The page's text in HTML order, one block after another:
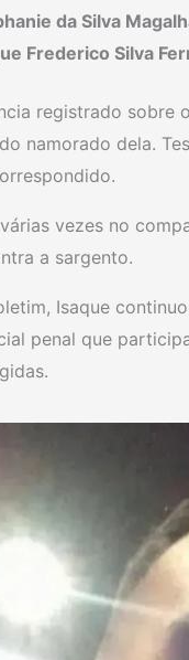
da Silva
Frederico Silva
registrado sobre
namorado dela.
vezes no
a sargento.
Isaque
penal que